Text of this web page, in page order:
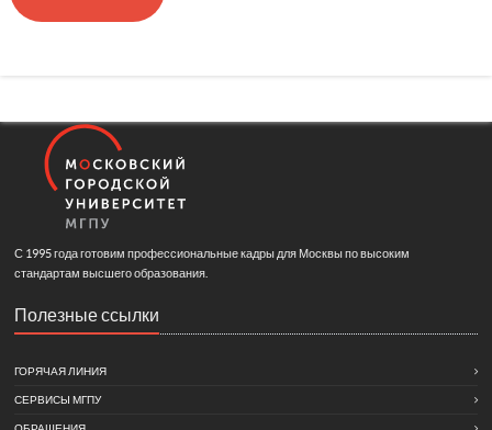
С 1995 года готовим профессиональные кадры для Москвы по высоким
стандартам высшего образования.
Полезные ссылки
ГОРЯЧАЯ ЛИНИЯ
СЕРВИСЫ МГПУ